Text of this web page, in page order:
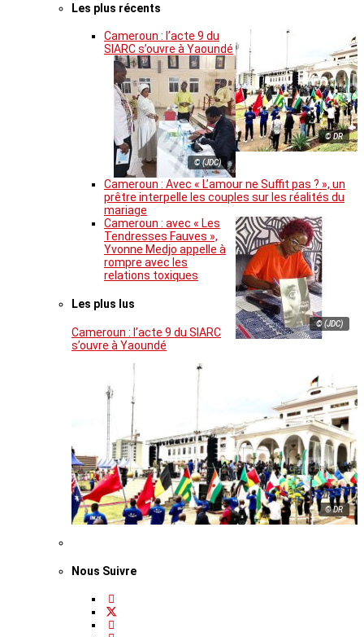
Les plus récents
© DR
Cameroun : l’acte 9 du
SIARC s’ouvre à Yaoundé
© (JDC)
Cameroun : Avec « L’amour ne Suffit pas ? », un
prêtre interpelle les couples sur les réalités du
mariage
© (JDC)
Cameroun : avec « Les
Tendresses Fauves »,
Yvonne Medjo appelle à
rompre avec les
relations toxiques
Les plus lus
Cameroun : l’acte 9 du SIARC
s’ouvre à Yaoundé
© DR
Nous Suivre